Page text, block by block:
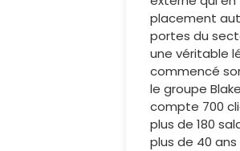
placement
portes du
une véritable
commencé
le groupe
compte 700
plus de 180
plus de 40